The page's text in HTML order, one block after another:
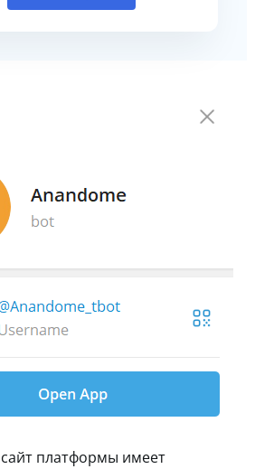
платформы имеет